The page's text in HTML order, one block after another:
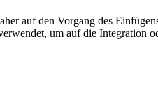
auf den Vorgang des
um auf die Integration